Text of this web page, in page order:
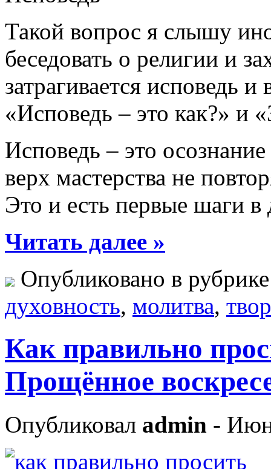
Такой вопрос я слышу
беседовать о религии и
затрагивается исповедь
«Исповедь – это как?» и
Исповедь – это
верх мастерства не
Это и есть первые шаги в
Читать далее »
Опубликовано в
духовность, молитва,
Как правильно
Прощённое
Опубликовал admin -